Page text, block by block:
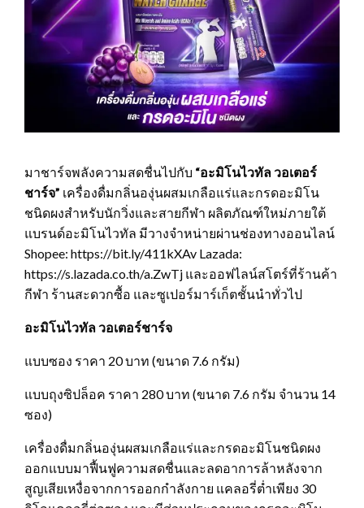
มาชาร์จพลังความสดชื่นไปกับ “อะมิโนไวทัล วอเตอร์
ชาร์จ” เครื่องดื่มกลิ่นองุ่นผสมเกลือแร่และกรดอะมิโน
ชนิดผงสำหรับนักวิ่งและสายกีฬา ผลิตภัณฑ์ใหม่ภายใต้
แบรนด์อะมิโนไวทัล มีวางจำหน่ายผ่านช่องทางออนไลน์
Shopee: https://bit.ly/411kXAv Lazada:
https://s.lazada.co.th/a.ZwTj และออฟไลน์สโตร์ที่ร้านค้า
กีฬา ร้านสะดวกซื้อ และซูเปอร์มาร์เก็ตชั้นนำทั่วไป
อะมิโนไวทัล วอเตอร์ชาร์จ
แบบซอง ราคา 20 บาท (ขนาด 7.6 กรัม)
แบบถุงซิปล็อค ราคา 280 บาท (ขนาด 7.6 กรัม จำนวน 14
ซอง)
เครื่องดื่มกลิ่นองุ่นผสมเกลือแร่และกรดอะมิโนชนิดผง
ออกแบบมาฟื้นฟูความสดชื่นและลดอาการล้าหลังจาก
สูญเสียเหงื่อจากการออกกำลังกาย แคลอรี่ต่ำเพียง 30